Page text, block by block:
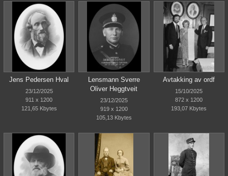
Jens Pedersen Hval
23/12/2025
911 x 1200
121,65 Kbytes
Lensmann Sverre
Oliver Heggtveit
23/12/2025
919 x 1200
105,13 Kbytes
Avtakking av ordf
15/10/2025
872 x 1200
193,07 Kbytes